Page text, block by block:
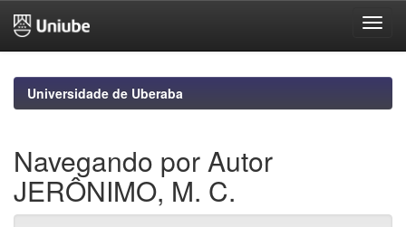
navigationUniversidade de Uberaba
Navegando por Autor
JERÔNIMO, M. C.